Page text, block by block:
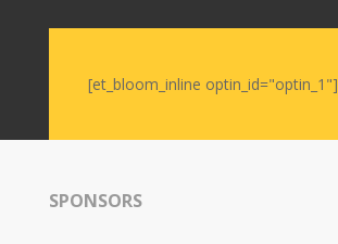
[et_bloom_inline optin_id="optin_1"]
SPONSORS